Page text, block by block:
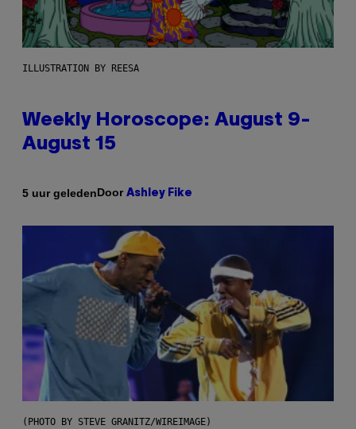
ILLUSTRATION BY REESA
Weekly Horoscope: August 9-
August 15
5 uur geledenDoor Ashley Fike
(PHOTO BY STEVE GRANITZ/WIREIMAGE)